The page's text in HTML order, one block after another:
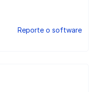
Reporte o software